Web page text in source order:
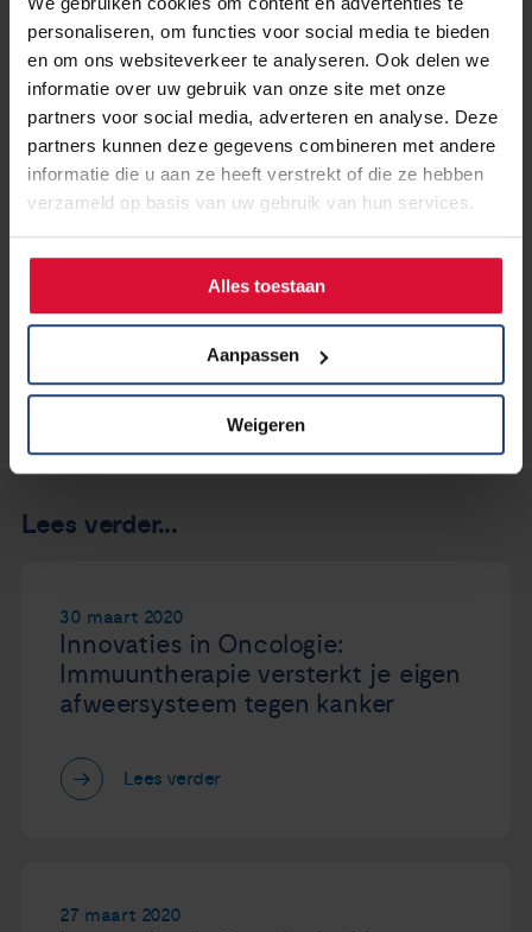
personaliseren, om functies voor social media te bieden
en om ons websiteverkeer te analyseren. Ook delen we
informatie over uw gebruik van onze site met onze
partners voor social media, adverteren en analyse. Deze
partners kunnen deze gegevens combineren met andere
informatie die u aan ze heeft verstrekt of die ze hebben
verzameld op basis van uw gebruik van hun services.
Alles toestaan
Aanpassen
Weigeren
MC
Prof. dr. Egbert Smit, longarts NKI-AvL
Irene Dingemans, belangenbehartiger kwaliteit van zorg,
NFK
Arend Jan Meinders, internist-intensivist, st. Antonius
Ziekenhuis
Kik hier om de webinar terug te zien >>
Lees verder...
30 maart 2020
Innovaties in Oncologie:
Immuuntherapie versterkt je eigen
afweersysteem tegen kanker
Lees verder
27 maart 2020